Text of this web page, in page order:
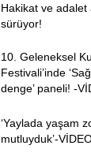
Hakikat ve adalet
sürüyor!
10. Geleneksel
Festivali’inde
denge’ paneli! -
‘Yaylada yaşam
mutluyduk’-